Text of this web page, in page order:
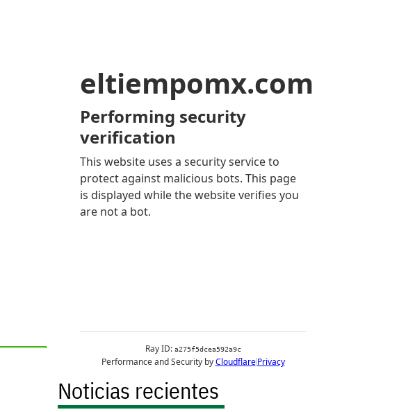
Noticias recientes